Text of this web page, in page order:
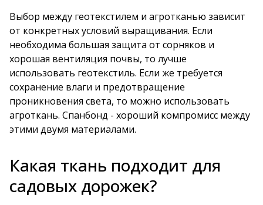
Выбор между геотекстилем и агротканью зависит
от конкретных условий выращивания. Если
необходима большая защита от сорняков и
хорошая вентиляция почвы, то лучше
использовать геотекстиль. Если же требуется
сохранение влаги и предотвращение
проникновения света, то можно использовать
агроткань. Спанбонд - хороший компромисс между
этими двумя материалами.
Какая ткань подходит для
садовых дорожек?